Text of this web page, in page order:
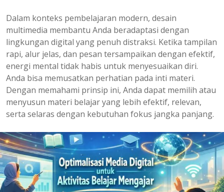
Dalam konteks pembelajaran modern, desain
multimedia membantu Anda beradaptasi dengan
lingkungan digital yang penuh distraksi. Ketika tampilan
rapi, alur jelas, dan pesan tersampaikan dengan efektif,
energi mental tidak habis untuk menyesuaikan diri.
Anda bisa memusatkan perhatian pada inti materi.
Dengan memahami prinsip ini, Anda dapat memilih atau
menyusun materi belajar yang lebih efektif, relevan,
serta selaras dengan kebutuhan fokus jangka panjang.